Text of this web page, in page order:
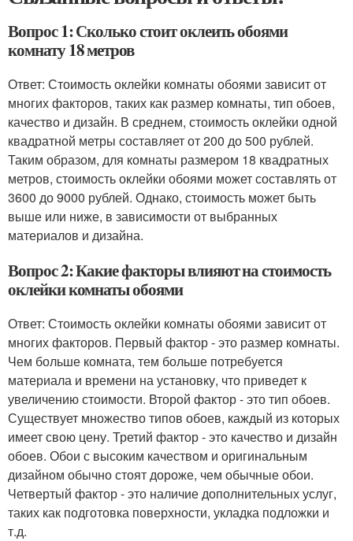
Вопрос 1: Сколько стоит оклеить обоями
комнату 18 метров
Ответ: Стоимость оклейки комнаты обоями зависит от
многих факторов, таких как размер комнаты, тип обоев,
качество и дизайн. В среднем, стоимость оклейки одной
квадратной метры составляет от 200 до 500 рублей.
Таким образом, для комнаты размером 18 квадратных
метров, стоимость оклейки обоями может составлять от
3600 до 9000 рублей. Однако, стоимость может быть
выше или ниже, в зависимости от выбранных
материалов и дизайна.
Вопрос 2: Какие факторы влияют на стоимость
оклейки комнаты обоями
Ответ: Стоимость оклейки комнаты обоями зависит от
многих факторов. Первый фактор - это размер комнаты.
Чем больше комната, тем больше потребуется
материала и времени на установку, что приведет к
увеличению стоимости. Второй фактор - это тип обоев.
Существует множество типов обоев, каждый из которых
имеет свою цену. Третий фактор - это качество и дизайн
обоев. Обои с высоким качеством и оригинальным
дизайном обычно стоят дороже, чем обычные обои.
Четвертый фактор - это наличие дополнительных услуг,
таких как подготовка поверхности, укладка подложки и
т.д.